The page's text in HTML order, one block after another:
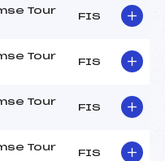
Tour
FIS
Tour
FIS
Tour
FIS
Tour
FIS